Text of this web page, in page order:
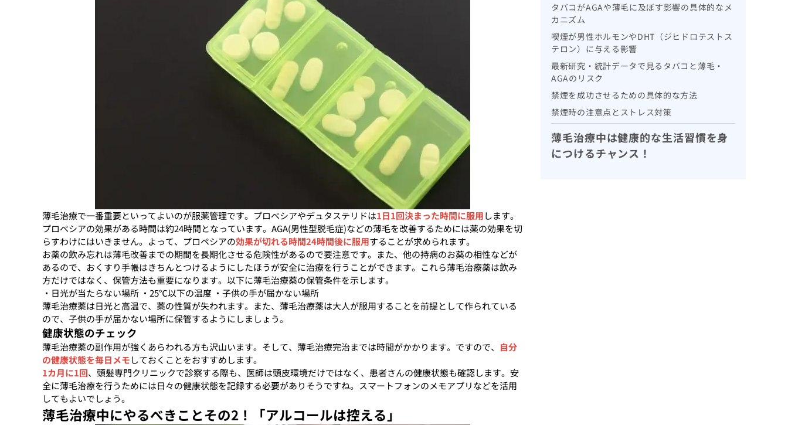
薄毛治療で一番重要といってよいのが服薬管理です。プロペシアやデュタステリドは1日1回決まった時間に服用します。
プロペシアの効果がある時間は約24時間となっています。AGA(男性型脱毛症)などの薄毛を改善するためには薬の効果を切
らすわけにはいきません。よって、プロペシアの効果が切れる時間24時間後に服用することが求められます。
お薬の飲み忘れは薄毛改善までの期間を長期化させる危険性があるので要注意です。また、他の持病のお薬の相性などが
あるので、おくすり手帳はきちんとつけるようにしたほうが安全に治療を行うことができます。これら薄毛治療薬は飲み
方だけではなく、保管方法も重要になります。以下に薄毛治療薬の保管条件を示します。
・日光が当たらない場所 ・25℃以下の温度 ・子供の手が届かない場所
薄毛治療薬は日光と高温で、薬の性質が失われます。また、薄毛治療薬は大人が服用することを前提として作られている
ので、子供の手が届かない場所に保管するようにしましょう。
健康状態のチェック
薄毛治療薬の副作用が強くあらわれる方も沢山います。そして、薄毛治療完治までは時間がかかります。ですので、 自分
の健康状態を毎日メモしておくことをおすすめします。
1カ月に1回、頭髪専門クリニックで診察する際も、医師は頭皮環境だけではなく、患者さんの健康状態も確認します。安
全に薄毛治療を行うためには日々の健康状態を記録する必要がありそうですね。スマートフォンのメモアプリなどを活用
してもよいでしょう。
薄毛治療中にやるべきことその2！「アルコールは控える」
タバコがAGAや薄毛に及ぼす影響の具体的なメ
カニズム
喫煙が男性ホルモンやDHT（ジヒドロテストス
テロン）に与える影響
最新研究・統計データで見るタバコと薄毛・
AGAのリスク
禁煙を成功させるための具体的な方法
禁煙時の注意点とストレス対策
薄毛治療中は健康的な生活習慣を身
につけるチャンス！